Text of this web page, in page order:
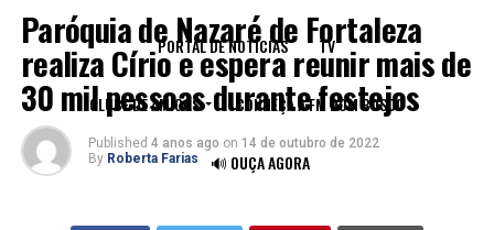
PORTAL DE NOTÍCIAS TV
CLUBE DE AMIGOS CONHEÇA A FM DOM BOSCO
🔊 OUÇA AGORA
Paróquia de Nazaré de Fortaleza
realiza Círio e espera reunir mais de
30 mil pessoas durante festejos
Published 4 anos ago on 14 de outubro de 2022
By Roberta Farias